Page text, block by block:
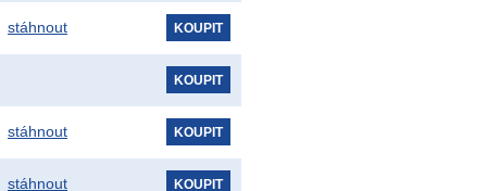
stáhnout KOUPIT
KOUPIT
stáhnout KOUPIT
stáhnout KOUPIT